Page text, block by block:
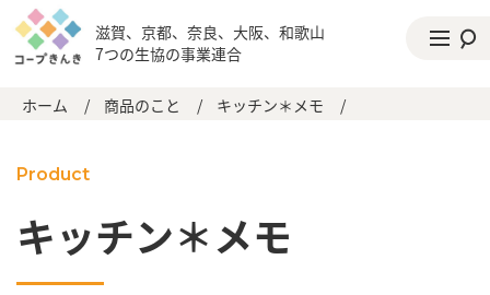
滋賀、京都、奈良、大阪、和歌山
7つの生協の事業連合
ホーム / 商品のこと / キッチン＊メモ /
Product
キッチン＊メモ